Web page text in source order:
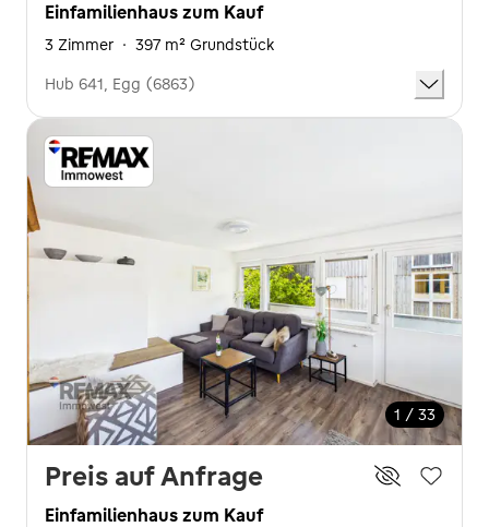
Einfamilienhaus zum Kauf
3 Zimmer · 397 m² Grundstück
Hub 641, Egg (6863)
1 / 33
Preis auf Anfrage
Einfamilienhaus zum Kauf